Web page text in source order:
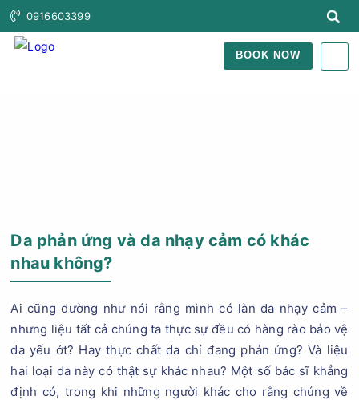
0916603399
BOOK NOW
Da phản ứng và da nhạy cảm có khác
nhau không?
Ai cũng dường như nói rằng mình có làn da nhạy cảm –
nhưng liệu tất cả chúng ta thực sự đều có hàng rào bảo vệ
da yếu ớt? Hay thực chất da chỉ đang phản ứng? Và liệu
hai loại da này có thật sự khác nhau? Một số bác sĩ khẳng
định có, trong khi những người khác cho rằng chúng về